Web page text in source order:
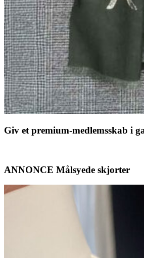
Giv et premium-medlemsskab i
ANNONCE Målsyede skjorter